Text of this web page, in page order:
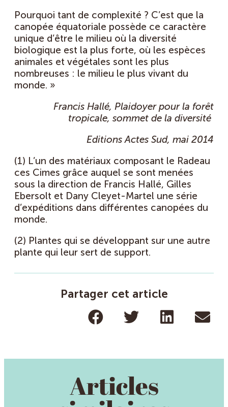
Pourquoi tant de complexité ? C’est que la
canopée équatoriale possède ce caractère
unique d’être le milieu où la diversité
biologique est la plus forte, où les espèces
animales et végétales sont les plus
nombreuses : le milieu le plus vivant du
monde. »
Francis Hallé, Plaidoyer pour la forêt
tropicale, sommet de la diversité
Editions Actes Sud, mai 2014
(1) L’un des matériaux composant le Radeau
ces Cimes grâce auquel se sont menées
sous la direction de Francis Hallé, Gilles
Ebersolt et Dany Cleyet-Martel une série
d’expéditions dans différentes canopées du
monde.
(2) Plantes qui se développant sur une autre
plante qui leur sert de support.
Partager cet article
Articles